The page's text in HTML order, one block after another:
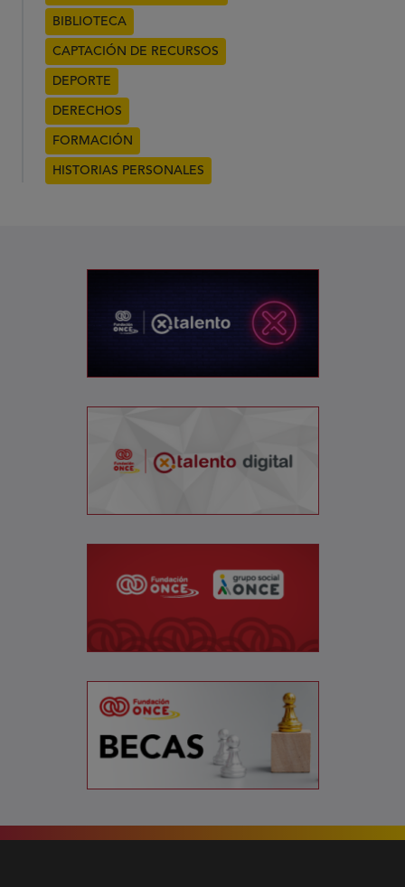
BIBLIOTECA
CAPTACIÓN DE RECURSOS
DEPORTE
DERECHOS
FORMACIÓN
HISTORIAS PERSONALES